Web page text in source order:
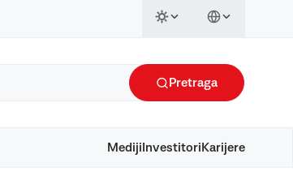
Pretraga
Mediji Investitori Karijere